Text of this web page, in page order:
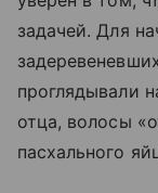
задачей. Для
проглядывали
отца, волосы
пасхального